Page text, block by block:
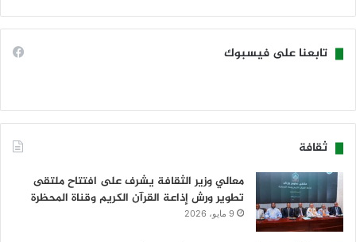
تابعنا على فيسبوك
ثقافة
معالي وزير الثقافة يشرف على افتتاح ملتقى
تطوير ورش إذاعة القرآن الكريم وقناة المحظرة
9 مايو، 2026